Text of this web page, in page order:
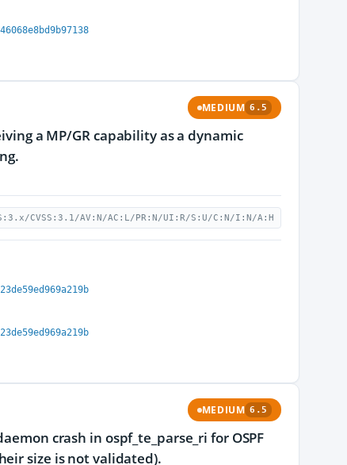
MEDIUM 6.5
a MP/GR capability as a dynamic
CVSS:3.1/AV:N/AC:L/PR:N/UI:R/S:U/C:N/I:N/A:H
MEDIUM 6.5
crash in ospf_te_parse_ri for OSPF
size is not validated).